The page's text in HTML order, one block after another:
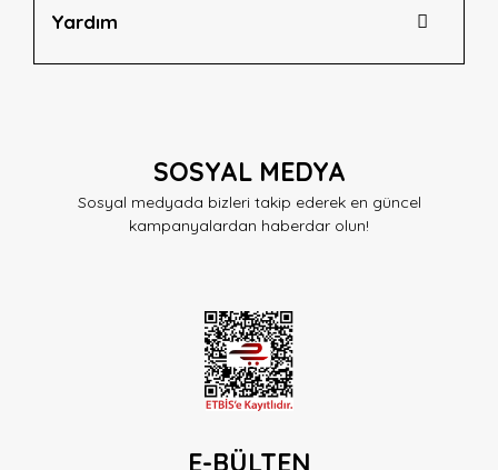
Yardım
SOSYAL MEDYA
Sosyal medyada bizleri takip ederek en güncel
kampanyalardan haberdar olun!
E-BÜLTEN